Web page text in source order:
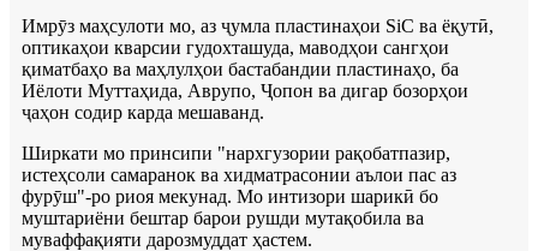
Имрӯз маҳсулоти мо, аз ҷумла пластинаҳои SiC ва ёқутӣ,
оптикаҳои кварсии гудохташуда, маводҳои сангҳои
қиматбаҳо ва маҳлулҳои бастабандии пластинаҳо, ба
Иёлоти Муттаҳида, Аврупо, Ҷопон ва дигар бозорҳои
ҷаҳон содир карда мешаванд.
Ширкати мо принсипи "нархгузории рақобатпазир,
истеҳсоли самаранок ва хидматрасонии аълои пас аз
фурӯш"-ро риоя мекунад. Мо интизори шарикӣ бо
муштариёни бештар барои рушди мутақобила ва
муваффақияти дарозмуддат ҳастем.